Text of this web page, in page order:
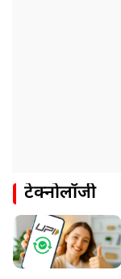
टेक्नोलॉजी